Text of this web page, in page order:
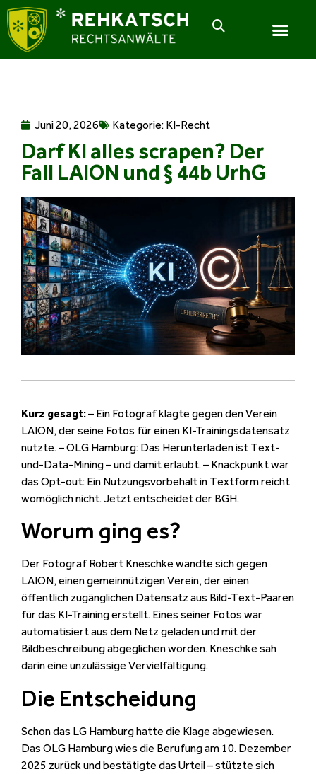
Juni 20, 2026 Kategorie: KI-Recht
Darf KI alles scrapen? Der
Fall LAION und § 44b UrhG
Kurz gesagt:– Ein Fotograf klagte gegen den Verein
LAION, der seine Fotos für einen KI-Trainingsdatensatz
nutzte. – OLG Hamburg: Das Herunterladen ist Text-
und-Data-Mining – und damit erlaubt. – Knackpunkt war
das Opt-out: Ein Nutzungsvorbehalt in Textform reicht
womöglich nicht. Jetzt entscheidet der BGH.
Worum ging es?
Der Fotograf Robert Kneschke wandte sich gegen
LAION, einen gemeinnützigen Verein, der einen
öffentlich zugänglichen Datensatz aus Bild-Text-Paaren
für das KI-Training erstellt. Eines seiner Fotos war
automatisiert aus dem Netz geladen und mit der
Bildbeschreibung abgeglichen worden. Kneschke sah
darin eine unzulässige Vervielfältigung.
Die Entscheidung
Schon das LG Hamburg hatte die Klage abgewiesen.
Das OLG Hamburg wies die Berufung am 10. Dezember
2025 zurück und bestätigte das Urteil – stützte sich